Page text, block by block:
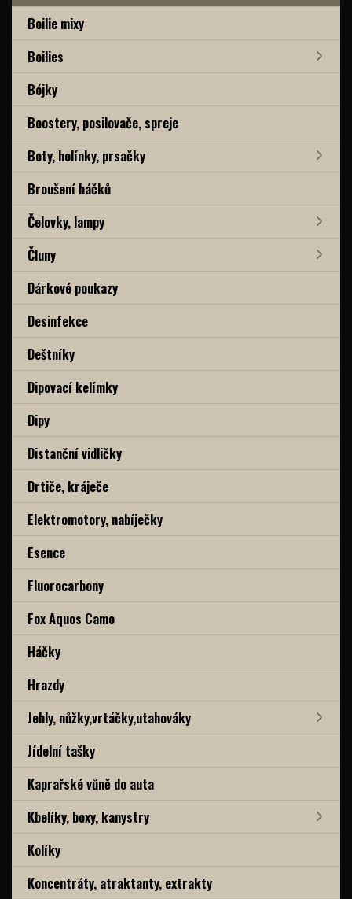
Boilie mixy
Boilies
Bójky
Boostery, posilovače, spreje
Boty, holínky, prsačky
Broušení háčků
Čelovky, lampy
Čluny
Dárkové poukazy
Desinfekce
Deštníky
Dipovací kelímky
Dipy
Distanční vidličky
Drtiče, kráječe
Elektromotory, nabíječky
Esence
Fluorocarbony
Fox Aquos Camo
Háčky
Hrazdy
Jehly, nůžky,vrtáčky,utahováky
Jídelní tašky
Kaprařské vůně do auta
Kbelíky, boxy, kanystry
Kolíky
Koncentráty, atraktanty, extrakty